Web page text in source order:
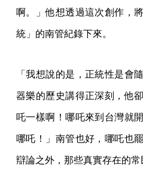
啊。」他想透過這次創作，
統」的南管紀錄下來。
「我想說的是，正統性是會
器樂的歷史講得正深刻，他
吒一樣啊！哪吒來到台灣就
哪吒！」南管也好，哪吒也
辯論之外，那些真實存在的常